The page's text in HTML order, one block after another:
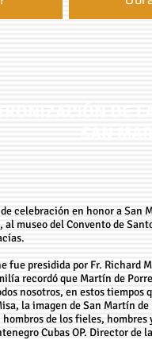
celebración en honor a San
al museo del Convento de
fue presidida por Fr. Richard
recordó que Martín de
nosotros, en estos tiempos
la imagen de San Martín
de los fieles,
Cubas OP. Director de